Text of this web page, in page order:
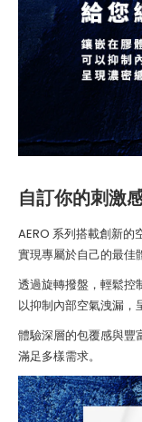
自訂你的刺激
AERO 系列搭載創新的
實現專屬於自己的最佳
透過旋轉撥盤，輕鬆控
以抑制內部空氣洩漏，
體驗深層的包覆感與豐
滿足多樣需求。